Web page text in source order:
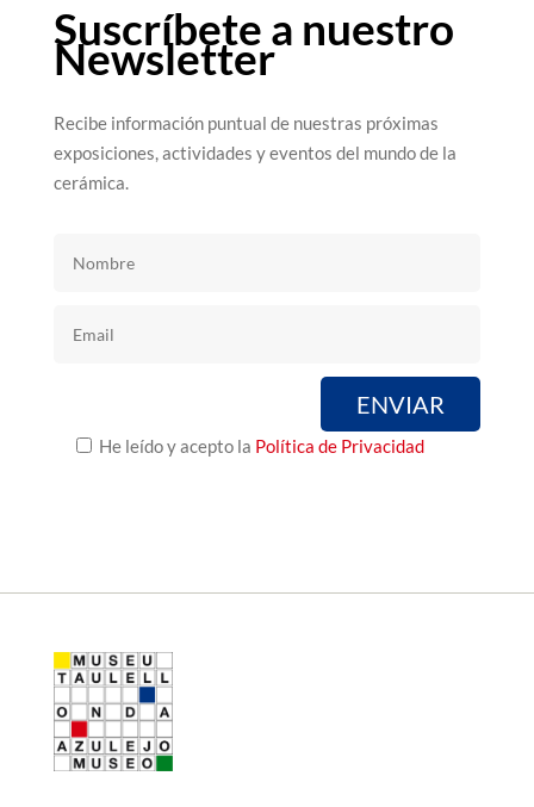
Suscríbete a nuestro
Newsletter
Recibe información puntual de nuestras próximas
exposiciones, actividades y eventos del mundo de la
cerámica.
He leído y acepto la Política de Privacidad